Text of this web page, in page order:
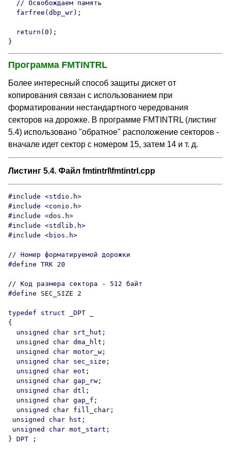
  // Освобождаем память
  farfree(dbp_wr);
  return(0);
}
Программа FMTINTRL
Более интересный способ защиты дискет от
копирования связан с использованием при
форматировании нестандартного чередования
секторов на дорожке. В программе FMTINTRL (листинг
5.4) использовано "обратное" расположение секторов -
вначале идет сектор с номером 15, затем 14 и т. д.
Листинг 5.4. Файл fmtintrl\fmtintrl.cpp
#include <stdio.h>
#include <conio.h>
#include <dos.h>
#include <stdlib.h>
#include <bios.h>
// Номер форматируемой дорожки
#define TRK 20
// Код размера сектора - 512 байт
#define SEC_SIZE 2
typedef struct _DPT _
{
  unsigned char srt_hut;
  unsigned char dma_hlt;
  unsigned char motor_w;
  unsigned char sec_size;
  unsigned char eot;
  unsigned char gap_rw;
  unsigned char dtl;
  unsigned char gap_f;
  unsigned char fill_char;
unsigned char hst;
unsigned char mot_start;
} DPT ;